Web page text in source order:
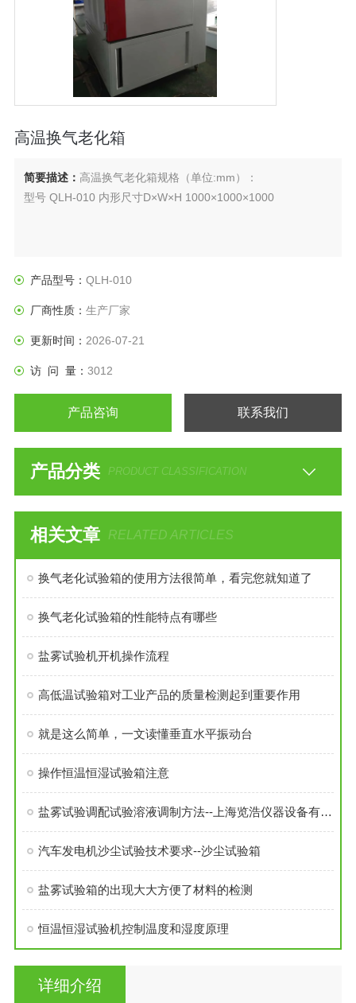
高温换气老化箱
简要描述： 高温换气老化箱规格（单位:mm）：
型号 QLH-010 内形尺寸D×W×H 1000×1000×1000
产品型号： QLH-010
厂商性质： 生产厂家
更新时间： 2026-07-21
访 问 量： 3012
产品咨询 联系我们
产品分类 PRODUCT CLASSIFICATION
相关文章 RELATED ARTICLES
换气老化试验箱的使用方法很简单，看完您就知道了
换气老化试验箱的性能特点有哪些
盐雾试验机开机操作流程
高低温试验箱对工业产品的质量检测起到重要作用
就是这么简单，一文读懂垂直水平振动台
操作恒温恒湿试验箱注意
盐雾试验调配试验溶液调制方法--上海览浩仪器设备有限公司
汽车发电机沙尘试验技术要求--沙尘试验箱
盐雾试验箱的出现大大方便了材料的检测
恒温恒湿试验机控制温度和湿度原理
详细介绍